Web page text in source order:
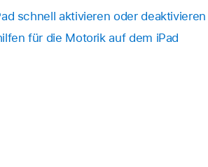
schnell aktivieren oder deaktivieren
für die Motorik auf dem iPad